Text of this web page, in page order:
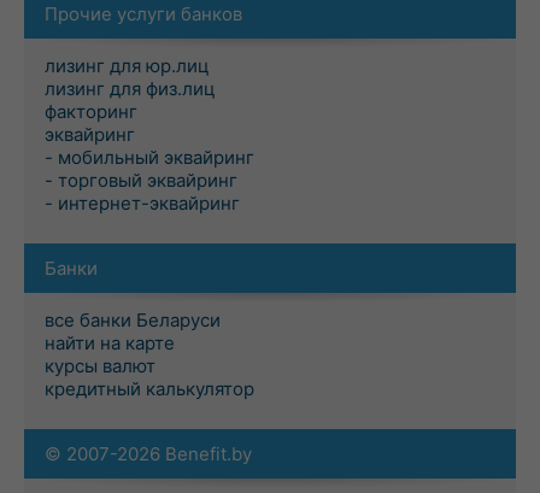
Прочие услуги банков
лизинг для юр.лиц
лизинг для физ.лиц
факторинг
эквайринг
- мобильный эквайринг
- торговый эквайринг
- интернет-эквайринг
Банки
все банки Беларуси
найти на карте
курсы валют
кредитный калькулятор
© 2007-2026 Benefit.by